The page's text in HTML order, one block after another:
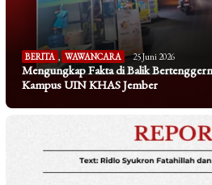
BERITA , WAWANCARA 25 Juni 2026
Mengungkap Fakta di Balik
Kampus UIN KHAS Jember